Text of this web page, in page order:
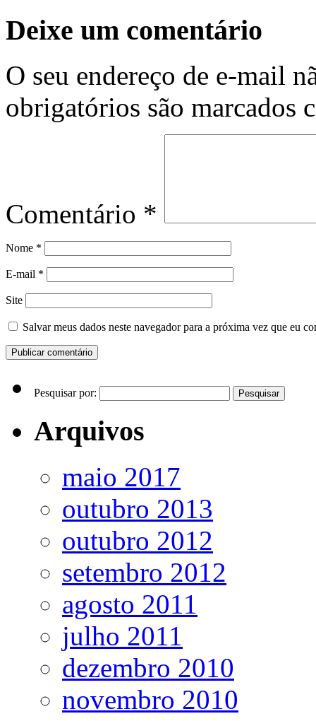
Deixe um comentário
O seu endereço de e-mail
obrigatórios são marcados
Comentário *
Nome *
E-mail *
Site
Salvar meus dados neste navegador para a próxima vez que eu
Pesquisar por:
Arquivos
maio 2017
outubro 2013
outubro 2012
setembro 2012
agosto 2011
julho 2011
dezembro 2010
novembro 2010